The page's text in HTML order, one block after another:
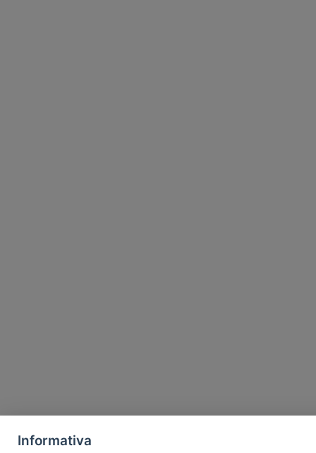
Informativa